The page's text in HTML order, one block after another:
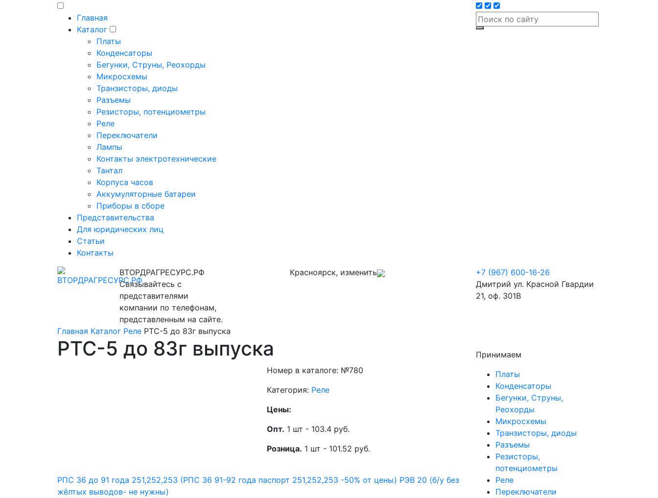
Главная
Каталог
Платы
Конденсаторы
Бегунки, Струны, Реохорды
Микросхемы
Транзисторы, диоды
Разъемы
Резисторы, потенциометры
Реле
Переключатели
Лампы
Контакты электротехнические
Тантал
Корпуса часов
Аккумуляторные батареи
Приборы в сборе
Представительства
Для юридических лиц
Статьи
Контакты
ВТОРДРАГРЕСУРС.РФ
Связывайтесь с
представителями
компании по телефонам,
представленным на сайте.
Красноярск, изменить
+7 (967) 600-16-26
Дмитрий ул. Красной Гвардии
21, оф. 301В
Главная Каталог Реле РТС-5 до 83г выпуска
РТС-5 до 83г выпуска
Номер в каталоге: №780
Категория: Реле
Цены:
Опт. 1 шт - 103.4 руб.
Розница. 1 шт - 101.52 руб.
РПС 36 до 91 года 251,252,253 (РПС 36 91-92 года паспорт 251,252,253 -50% от цены) РЭВ 20 (б/у без
жёлтых выводов- не нужны)
Принимаем
Платы
Конденсаторы
Бегунки, Струны,
Реохорды
Микросхемы
Транзисторы, диоды
Разъемы
Резисторы,
потенциометры
Реле
Переключатели